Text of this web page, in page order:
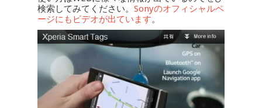
検索してみてください。 Sonyのオフィシャルペ
ージにもビデオが出ています。